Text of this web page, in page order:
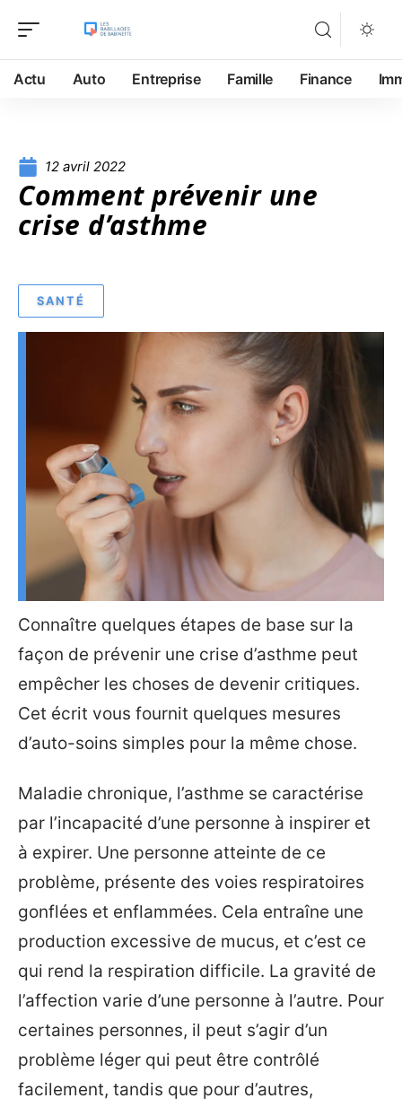
Actu Auto Entreprise Famille Finance
12 avril 2022
Comment prévenir une
crise d’asthme
SANTÉ
Connaître quelques étapes de base sur la
façon de prévenir une crise d’asthme peut
empêcher les choses de devenir critiques.
Cet écrit vous fournit quelques mesures
d’auto-soins simples pour la même chose.
Maladie chronique, l’asthme se caractérise
par l’incapacité d’une personne à inspirer et
à expirer. Une personne atteinte de ce
problème, présente des voies respiratoires
gonflées et enflammées. Cela entraîne une
production excessive de mucus, et c’est ce
qui rend la respiration difficile. La gravité de
l’affection varie d’une personne à l’autre. Pour
certaines personnes, il peut s’agir d’un
problème léger qui peut être contrôlé
facilement, tandis que pour d’autres,